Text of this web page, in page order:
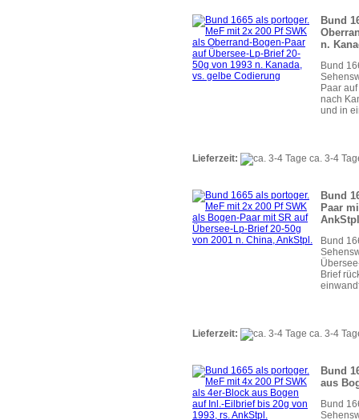
Bund
n.
Bund
Paar
nach
und in
Lieferzeit: ca. 3-4
Bund
Paar
Bund
Brief
Lieferzeit: ca. 3-4
Bund
aus
Bund